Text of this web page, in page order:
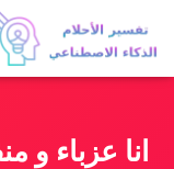
انا عزباء و